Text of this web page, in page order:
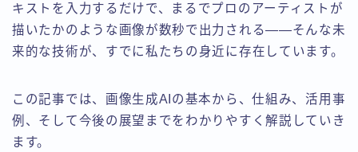
デモプリセット記事 Part07
トップページ
プライバシーポリシー
利用規約／特定商取引法に基づく表記
有料記事の決済完了ページ
運営者情報
キストを入力するだけで、まるでプロのアーティストが
描いたかのような画像が数秒で出力される――そんな未
来的な技術が、すでに私たちの身近に存在しています。
この記事では、画像生成AIの基本から、仕組み、活用事
例、そして今後の展望までをわかりやすく解説していき
ます。